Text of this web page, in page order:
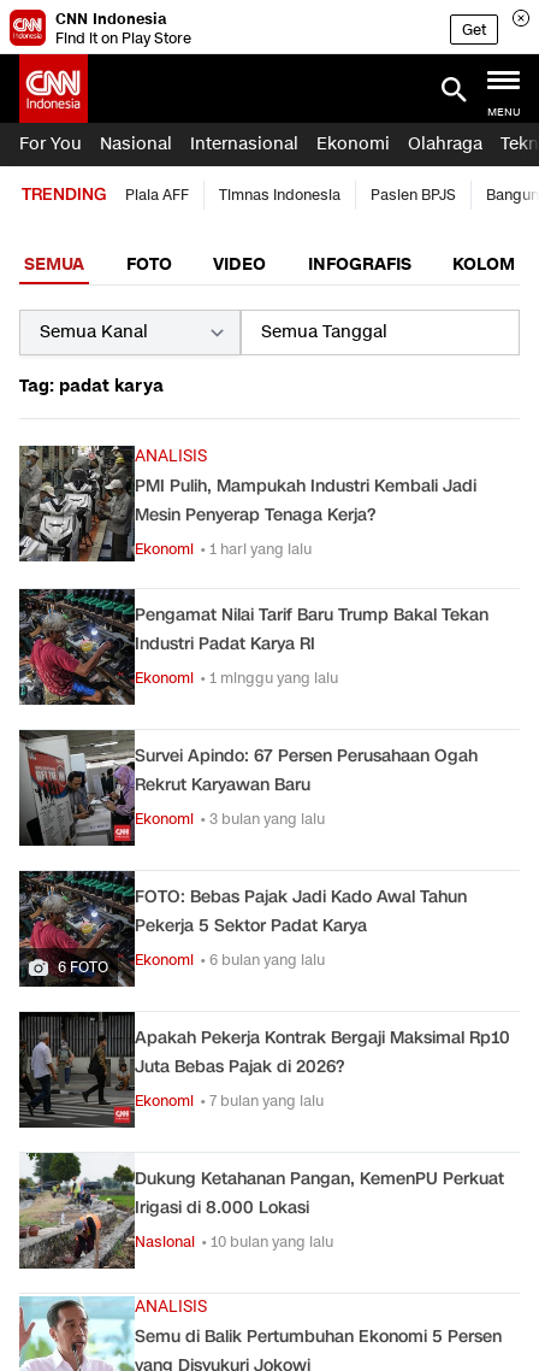
CNN Indonesia
Find it on Play Store
Get
MENU
For You Nasional Internasional Ekonomi Olahraga
TRENDING Piala AFF Timnas Indonesia Pasien BPJS
SEMUA FOTO VIDEO INFOGRAFIS KOLOM
Tag: padat karya
ANALISIS
PMI Pulih, Mampukah Industri Kembali Jadi
Mesin Penyerap Tenaga Kerja?
Ekonomi • 1 hari yang lalu
Pengamat Nilai Tarif Baru Trump Bakal Tekan
Industri Padat Karya RI
Ekonomi • 1 minggu yang lalu
Survei Apindo: 67 Persen Perusahaan Ogah
Rekrut Karyawan Baru
Ekonomi • 3 bulan yang lalu
6 FOTO
FOTO: Bebas Pajak Jadi Kado Awal Tahun
Pekerja 5 Sektor Padat Karya
Ekonomi • 6 bulan yang lalu
Apakah Pekerja Kontrak Bergaji Maksimal Rp10
Juta Bebas Pajak di 2026?
Ekonomi • 7 bulan yang lalu
Dukung Ketahanan Pangan, KemenPU Perkuat
Irigasi di 8.000 Lokasi
Nasional • 10 bulan yang lalu
ANALISIS
Semu di Balik Pertumbuhan Ekonomi 5 Persen
yang Disyukuri Jokowi